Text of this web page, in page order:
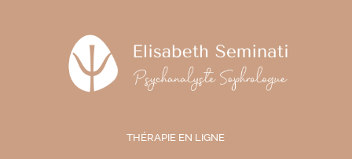
THÉRAPIE EN LIGNE